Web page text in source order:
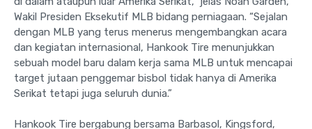
Wakil Presiden Eksekutif MLB bidang perniagaan. “Sejalan
dengan MLB yang terus menerus mengembangkan acara
dan kegiatan internasional, Hankook Tire menunjukkan
sebuah model baru dalam kerja sama MLB untuk mencapai
target jutaan penggemar bisbol tidak hanya di Amerika
Serikat tetapi juga seluruh dunia.”
Hankook Tire bergabung bersama Barbasol, Kingsford,